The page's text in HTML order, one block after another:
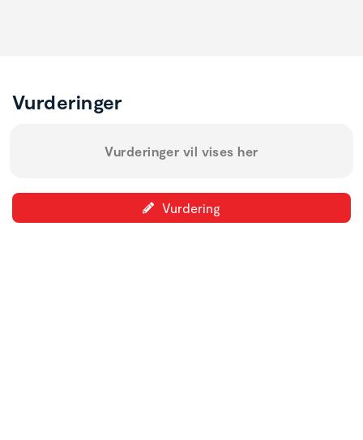
Vurderinger
Vurderinger vil vises her
Vurdering